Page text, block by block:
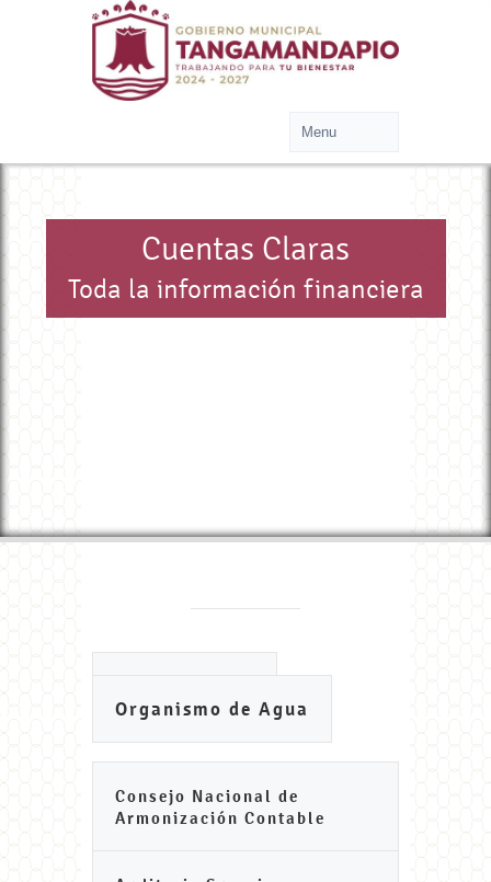
Cuentas Claras
Toda la información financiera
Organismo de Agua
Consejo Nacional de
Armonización Contable